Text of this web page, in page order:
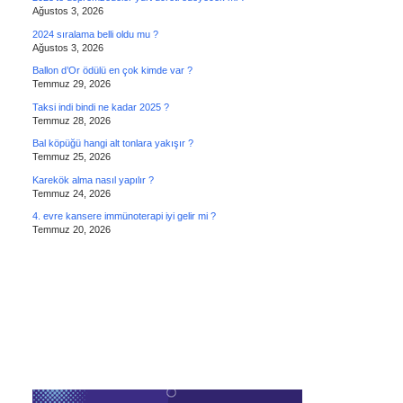
Ağustos 3, 2026
2024 sıralama belli oldu mu ?
Ağustos 3, 2026
Ballon d’Or ödülü en çok kimde var ?
Temmuz 29, 2026
Taksi indi bindi ne kadar 2025 ?
Temmuz 28, 2026
Bal köpüğü hangi alt tonlara yakışır ?
Temmuz 25, 2026
Karekök alma nasıl yapılır ?
Temmuz 24, 2026
4. evre kansere immünoterapi iyi gelir mi ?
Temmuz 20, 2026